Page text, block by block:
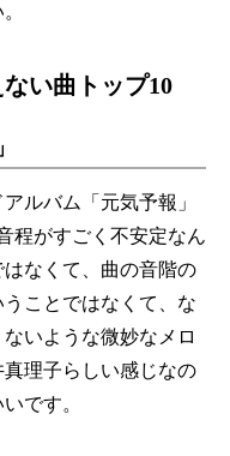
い曲トップ10
ルバム「元気予報」
程がすごく不安定なん
なくて、曲の音階の
ことではなくて、な
いような微妙なメロ
理子らしい感じなの
です。